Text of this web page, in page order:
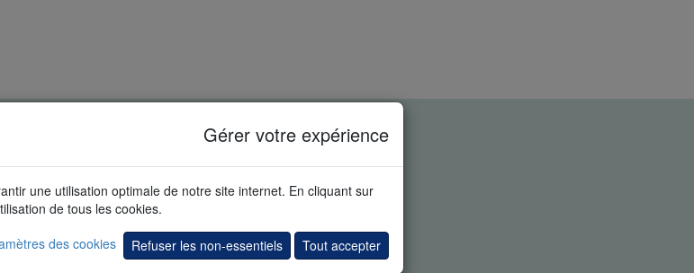
Gérer votre expérience
une utilisation optimale de notre site internet. En cliquant sur
de tous les cookies.
des cookies
Refuser les non-essentiels Tout accepter